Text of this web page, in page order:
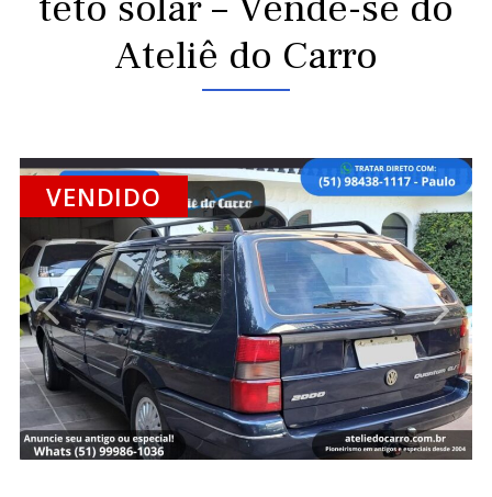
Ateliê do Carro
VENDIDO
Anterior